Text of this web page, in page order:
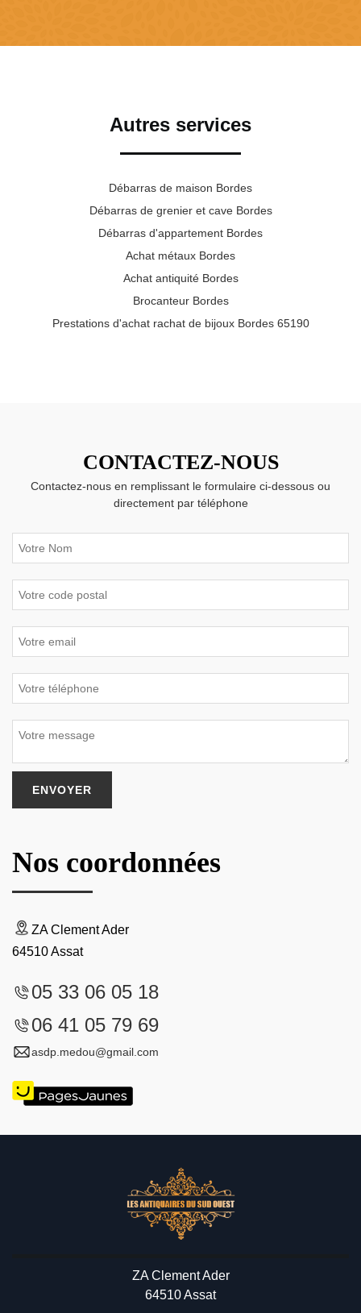
Autres services
Débarras de maison Bordes
Débarras de grenier et cave Bordes
Débarras d'appartement Bordes
Achat métaux Bordes
Achat antiquité Bordes
Brocanteur Bordes
Prestations d'achat rachat de bijoux Bordes 65190
CONTACTEZ-NOUS
Contactez-nous en remplissant le formulaire ci-dessous ou
directement par téléphone
Nos coordonnées
ZA Clement Ader
64510 Assat
05 33 06 05 18
06 41 05 79 69
asdp.medou@gmail.com
ZA Clement Ader
64510 Assat